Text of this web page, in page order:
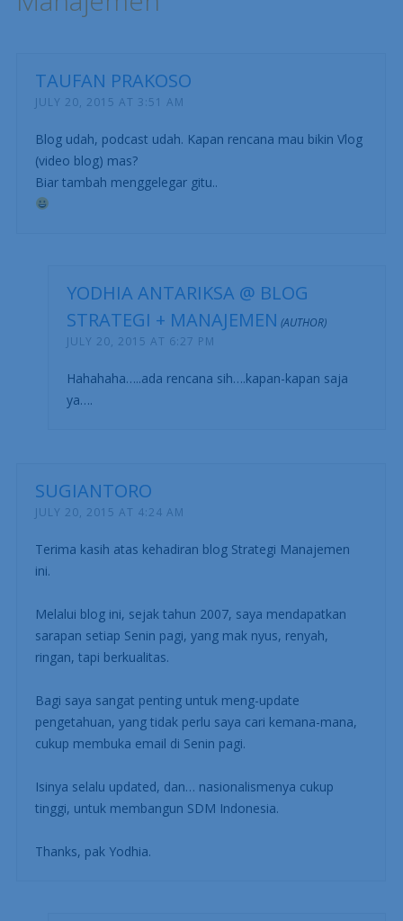
TAUFAN PRAKOSO
JULY 20, 2015 AT 3:51 AM
Blog udah, podcast udah. Kapan rencana mau bikin Vlog
(video blog) mas?
Biar tambah menggelegar gitu..
YODHIA ANTARIKSA @ BLOG
STRATEGI + MANAJEMEN
JULY 20, 2015 AT 6:27 PM
Hahahaha…..ada rencana sih….kapan-kapan saja
ya….
SUGIANTORO
JULY 20, 2015 AT 4:24 AM
Terima kasih atas kehadiran blog Strategi Manajemen
ini.
Melalui blog ini, sejak tahun 2007, saya mendapatkan
sarapan setiap Senin pagi, yang mak nyus, renyah,
ringan, tapi berkualitas.
Bagi saya sangat penting untuk meng-update
pengetahuan, yang tidak perlu saya cari kemana-mana,
cukup membuka email di Senin pagi.
Isinya selalu updated, dan… nasionalismenya cukup
tinggi, untuk membangun SDM Indonesia.
Thanks, pak Yodhia.